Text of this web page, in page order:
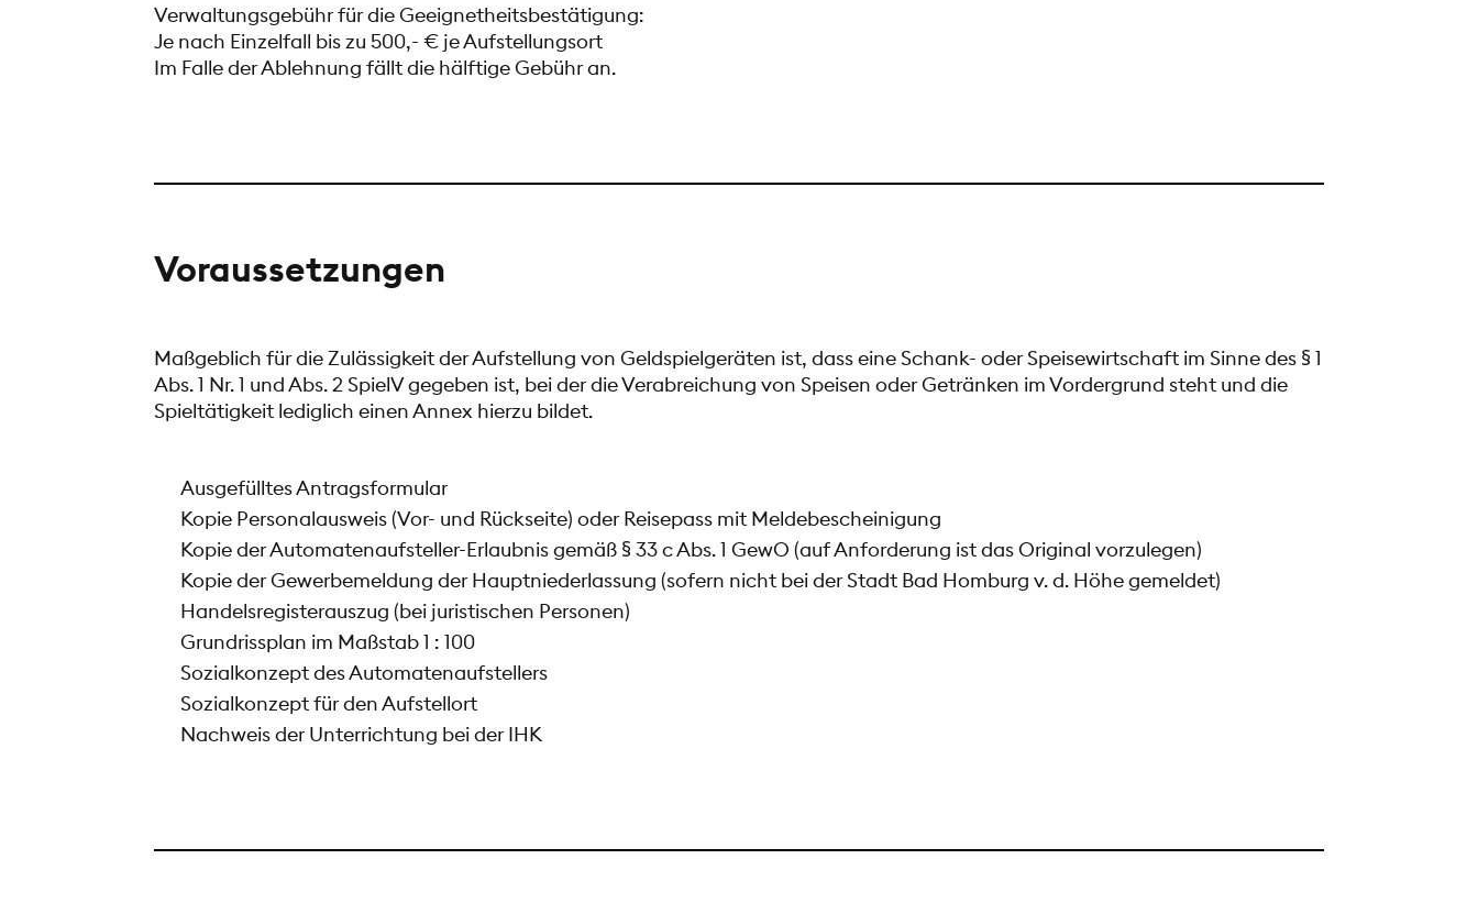
Verwaltungsgebühr für die Geeignetheitsbestätigung:
Je nach Einzelfall bis zu 500,- € je Aufstellungsort
Im Falle der Ablehnung fällt die hälftige Gebühr an.
Voraussetzungen
Maßgeblich für die Zulässigkeit der Aufstellung von Geldspielgeräten ist, dass eine Schank- oder Speisewirtschaft im Sinne des § 1
Abs. 1 Nr. 1 und Abs. 2 SpielV gegeben ist, bei der die Verabreichung von Speisen oder Getränken im Vordergrund steht und die
Spieltätigkeit lediglich einen Annex hierzu bildet.
Ausgefülltes Antragsformular
Kopie Personalausweis (Vor- und Rückseite) oder Reisepass mit Meldebescheinigung
Kopie der Automatenaufsteller-Erlaubnis gemäß § 33 c Abs. 1 GewO (auf Anforderung ist das Original vorzulegen)
Kopie der Gewerbemeldung der Hauptniederlassung (sofern nicht bei der Stadt Bad Homburg v. d. Höhe gemeldet)
Handelsregisterauszug (bei juristischen Personen)
Grundrissplan im Maßstab 1 : 100
Sozialkonzept des Automatenaufstellers
Sozialkonzept für den Aufstellort
Nachweis der Unterrichtung bei der IHK